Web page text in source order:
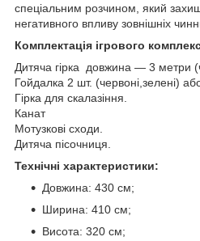
спеціальним розчином, який
негативного впливу зовнішніх
Комплектація ігрового
Дитяча гірка довжина — 3 метри
Гойдалка 2 шт. (червоні,зелені)
Гірка для скалазіння.
Канат
Мотузкові сходи.
Дитяча пісочниця.
Технічні характеристики:
Довжина: 430 см;
Ширина: 410 см;
Висота: 320 см;